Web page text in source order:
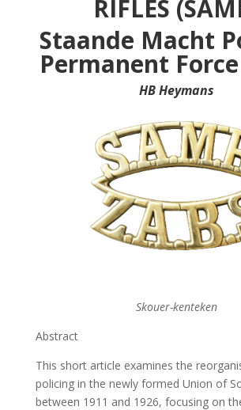
y
RIFLES
Staande Macht
Permanent
HB Heymans
Skouer-kenteken
Abstract
This short article examines the
policing in the newly formed Union of
between 1911 and 1926, focusing on